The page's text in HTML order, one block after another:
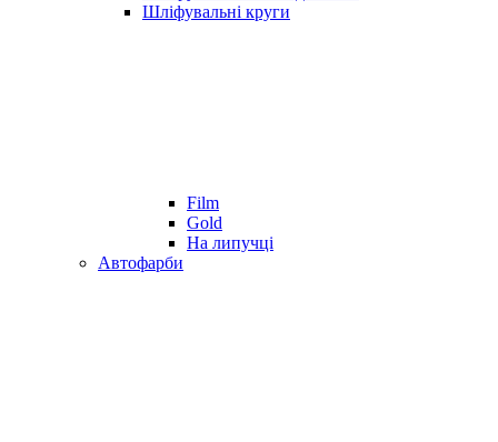
Шліфувальні круги
Film
Gold
На липучці
Автофарби